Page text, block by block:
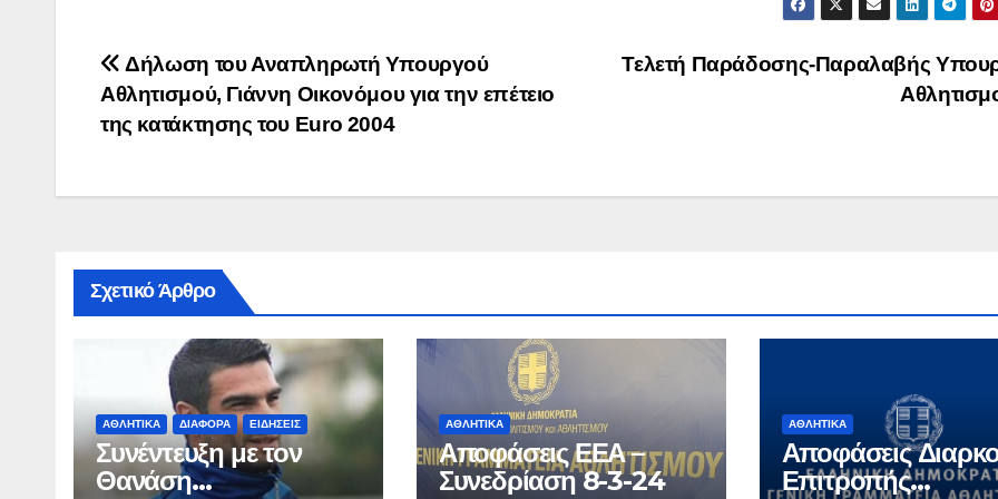
Πλοήγηση
άρθρων
Τελετή Παράδοσης-Παραλαβής
Δήλωση του Αναπληρωτή Υπουργού
Αθλητισμού, Γιάννη Οικονόμου για την επέτειο
της κατάκτησης του Euro 2004
Σχετικό Άρθρο
ΑΘΛΗΤΙΚΆ ΔΙΆΦΟΡΑ ΕΙΔΉΣΕΙΣ
Συνέντευξη με τον
Θανάση
ΑΘΛΗΤΙΚΆ
Αποφάσεις ΕΕΑ –
Συνεδρίαση 8-3-24
ΑΘΛΗΤΙΚΆ
Αποφάσεις
Επιτροπής